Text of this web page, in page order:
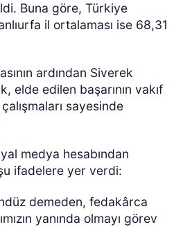
Buna göre, Türkiye
il ortalaması ise 68,31
ardından Siverek
elde edilen başarının vakıf
sayesinde
medya hesabından
ifadelere yer verdi:
demeden, fedakârca
yanında olmayı görev